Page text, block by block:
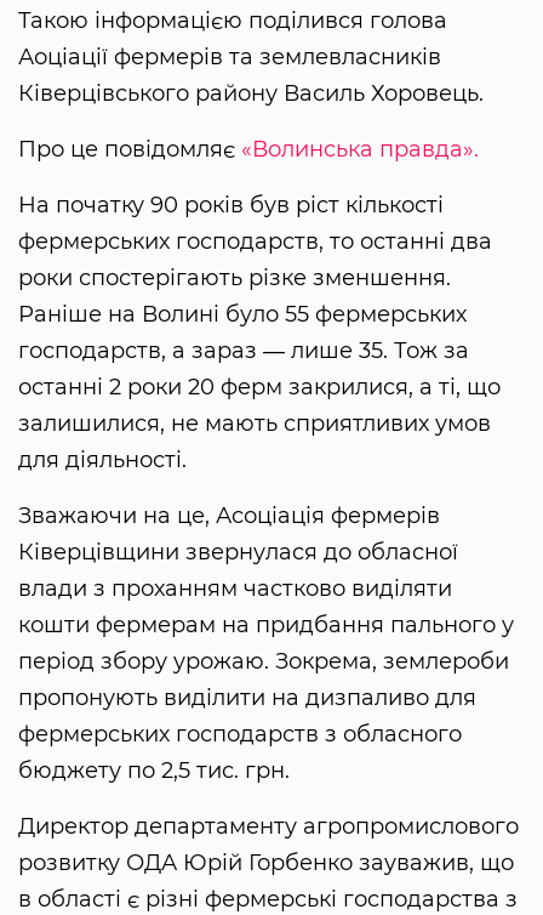
Такою інформацією поділився голова
Аоціації фермерів та землевласників
Ківерцівського району Василь Хоровець.
Про це повідомляє «Волинська правда».
На початку 90 років був ріст кількості
фермерських господарств, то останні два
роки спостерігають різке зменшення.
Раніше на Волині було 55 фермерських
господарств, а зараз ― лише 35. Тож за
останні 2 роки 20 ферм закрилися, а ті, що
залишилися, не мають сприятливих умов
для діяльності.
Зважаючи на це, Асоціація фермерів
Ківерцівщини звернулася до обласної
влади з проханням частково виділяти
кошти фермерам на придбання пального у
період збору урожаю. Зокрема, землероби
пропонують виділити на дизпаливо для
фермерських господарств з обласного
бюджету по 2,5 тис. грн.
Директор департаменту агропромислового
розвитку ОДА Юрій Горбенко зауважив, що
в області є різні фермерські господарства з